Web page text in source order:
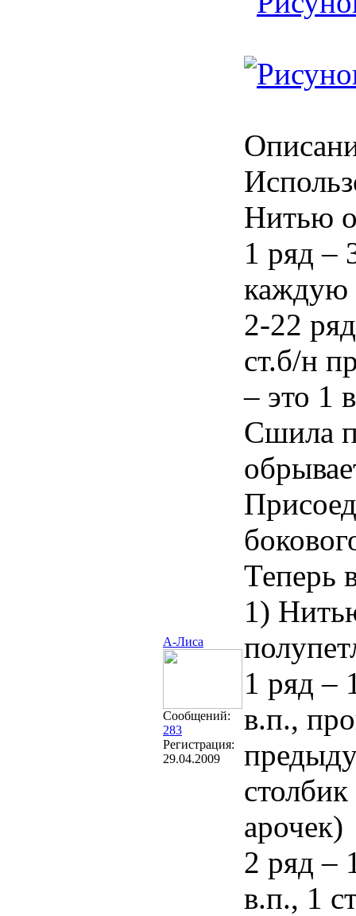
А-Лиса
Сообщений:
283
Регистрация:
29.04.2009
Нитью
1 ряд –
каждую
2-22
ст.б/н
– это 1
Сшила
Теперь
1)
1 ряд –
в.п.,
арочек)
2 ряд –
в.п., 1